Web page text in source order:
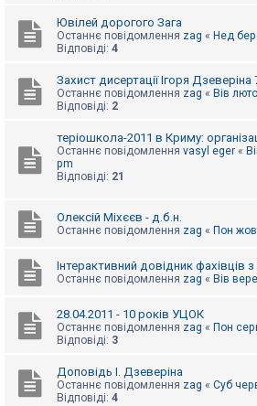
Ювілей дорогого Зага
Останнє повідомлення zag « Нед
Відповіді: 4
Захист дисертації Ігоря Дзеверіна
Останнє повідомлення zag « Вів
Відповіді: 2
теріошкола-2011 в Криму:
Останнє повідомлення vasyl eger «
pm
Відповіді: 21
Олексій Міхєєв - д.б.н.
Останнє повідомлення zag « Пон
Інтерактивний довідник фахівців з
Останнє повідомлення zag « Вів
28.04.2011 - 10 років УЦОК
Останнє повідомлення zag « Пон
Відповіді: 3
Доповідь І. Дзеверіна
Останнє повідомлення zag « Суб
Відповіді: 4